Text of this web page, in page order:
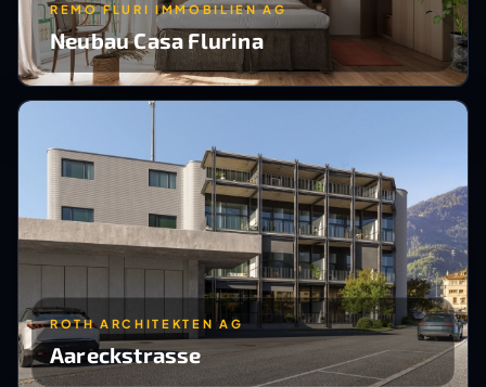
REMO FLURI IMMOBILIEN AG
Neubau Casa Flurina
ROTH ARCHITEKTEN AG
Aareckstrasse